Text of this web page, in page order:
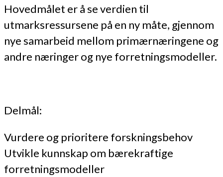
Hovedmålet er å se verdien til
utmarksressursene på en ny måte, gjennom
nye samarbeid mellom primærnæringene og
andre næringer og nye forretningsmodeller.
Delmål:
Vurdere og prioritere forskningsbehov
Utvikle kunnskap om bærekraftige
forretningsmodeller